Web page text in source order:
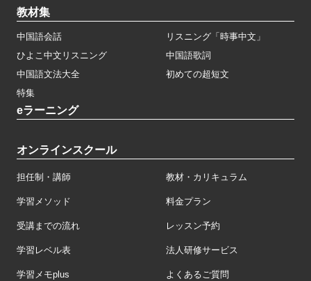
教材集
中国語会話
リスニング「時事中文」
ひよこ中文リスニング
中国語歌詞
中国語文法大全
初めての超短文
特集
eラーニング
オンラインスクール
担任制・講師 教材・カリキュラム
学習メソッド 料金プラン
受講までの流れ レッスン予約
学習レベル表 法人研修サービス
学習メモplus よくあるご質問